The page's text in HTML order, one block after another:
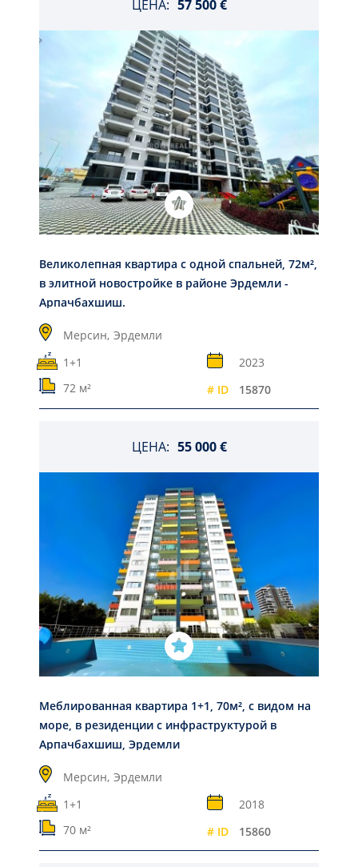
ЦЕНА: 57 500 €
Великолепная квартира с одной спальней, 72м²,
в элитной новостройке в районе Эрдемли -
Арпачбахшиш.
Мерсин, Эрдемли
1+1
2023
72 м²
# ID 15870
ЦЕНА: 55 000 €
Меблированная квартира 1+1, 70м², с видом на
море, в резиденции с инфраструктурой в
Арпачбахшиш, Эрдемли
Мерсин, Эрдемли
1+1
2018
70 м²
# ID 15860